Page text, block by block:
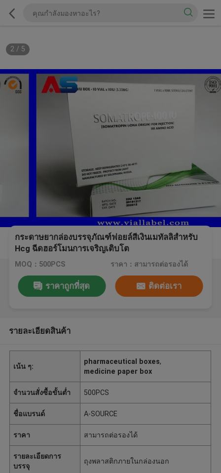
2/ 5
กระดาษยากล่องบรรจุภัณฑ์ฟอยล์สีเงินเมทัลลิสำหรับ
Hcg ฉีดฮอร์โมนการเจริญเติบโต
MOQ：500PCS ราคา：สามารถต่อรองได้
ราคาถูกที่สุด ติดต่อเรา
รายละเอียดสินค้า
เน้น ๆ:
pharmaceutical boxes,
medicine paper box
จำนวนสั่งซื้อขั้นต่ำ 500PCS
ชื่อแบรนด์ A-SOURCE
ราคา สามารถต่อรองได้
รายละเอียดการ
บรรจุ
ถุงพลาสติกภายในกล่องนอก